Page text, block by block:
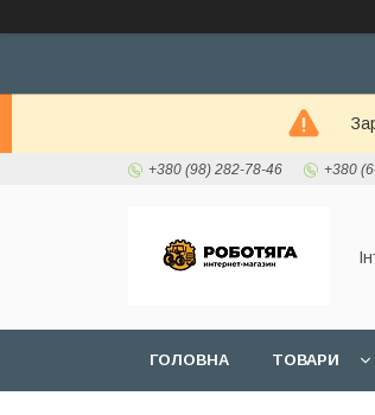
+380 (98) 282-78-46 +380
ГОЛОВНА ТОВАРИ